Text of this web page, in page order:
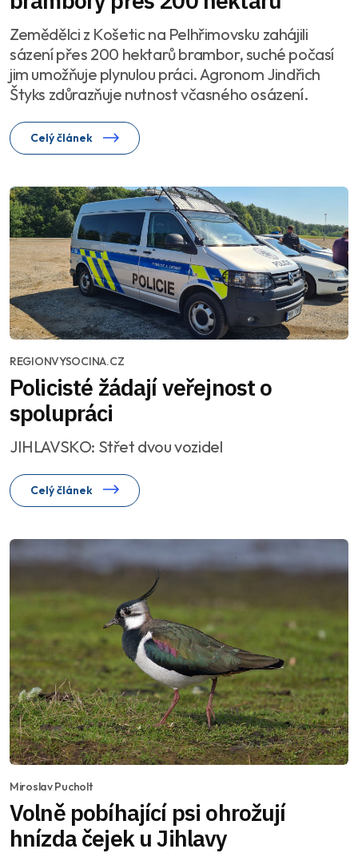
Zemědělci z Košetic na Pelhřimovsku zahájili
sázení přes 200 hektarů brambor, suché počasí
jim umožňuje plynulou práci. Agronom Jindřich
Štyks zdůrazňuje nutnost včasného osázení.
Celý článek
REGIONVYSOCINA.CZ
Policisté žádají veřejnost o
spolupráci
JIHLAVSKO: Střet dvou vozidel
Celý článek
Miroslav Pucholt
Volně pobíhající psi ohrožují
hnízda čejek u Jihlavy